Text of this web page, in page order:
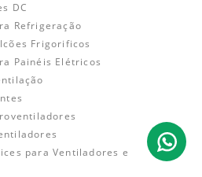
DC
Refrigeração
Frigorificos
Painéis Elétricos
para Ventiladores e